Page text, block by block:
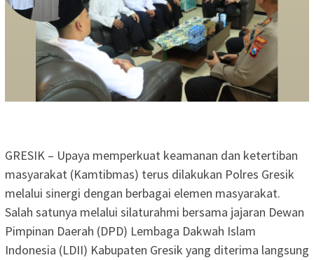
GRESIK – Upaya memperkuat keamanan dan ketertiban
masyarakat (Kamtibmas) terus dilakukan Polres Gresik
melalui sinergi dengan berbagai elemen masyarakat.
Salah satunya melalui silaturahmi bersama jajaran Dewan
Pimpinan Daerah (DPD) Lembaga Dakwah Islam
Indonesia (LDII) Kabupaten Gresik yang diterima langsung